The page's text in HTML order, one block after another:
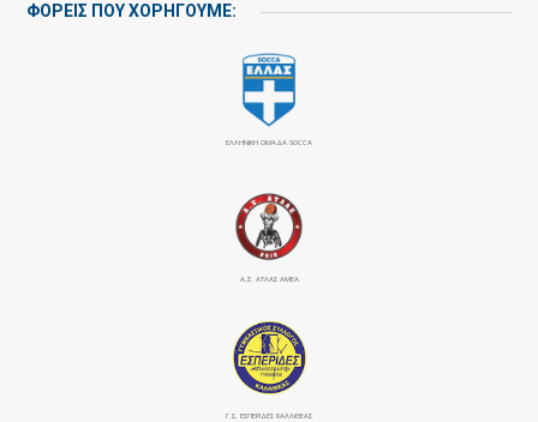
ΦΟΡΕΙΣ ΠΟΥ ΧΟΡΗΓΟΥΜΕ:
ΕΛΛΗΝΙΚΗ ΟΜΑΔΑ SOCCA
Α.Σ. ΑΤΛΑΣ ΑΜΕΑ
Γ.Σ. ΕΣΠΕΡΙΔΕΣ ΚΑΛΛΙΘΕΑΣ